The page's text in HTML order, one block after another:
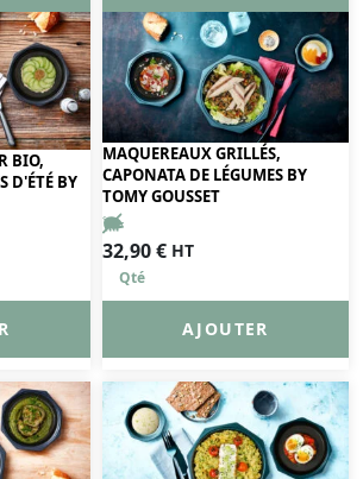
BIO,
D'ÉTÉ BY
DÉCOUVRIR
MAQUEREAUX GRILLÉS,
CAPONATA DE LÉGUMES BY
TOMY GOUSSET
32,90€ HT
AJOUTER